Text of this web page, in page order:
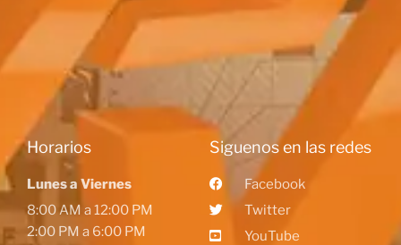
Horarios
Lunes a Viernes
8:00 AM a 12:00 PM
2:00 PM a 6:00 PM
Siguenos en las redes
Facebook
Twitter
YouTube